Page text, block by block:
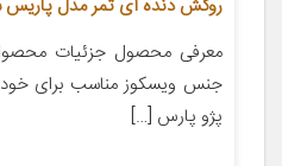
روکش دنده آی تمر مدل پاریس
پژو پارس […]